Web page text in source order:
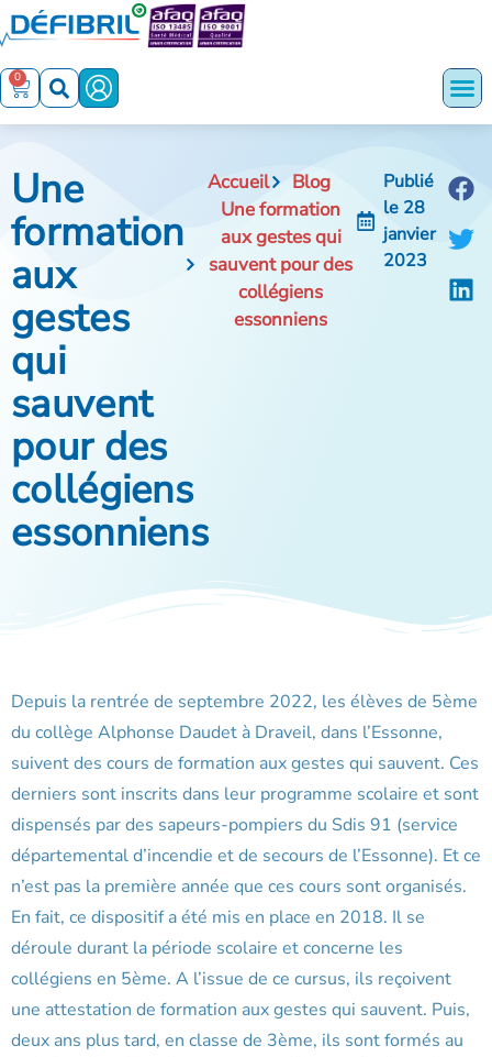
0
Une
formation
aux
gestes
qui
sauvent
pour des
collégiens
essonniens
Accueil
Blog
Une formation
aux gestes qui
sauvent pour des
collégiens
essonniens
Publié
le 28
janvier
2023
Depuis la rentrée de septembre 2022, les élèves de 5ème
du collège Alphonse Daudet à Draveil, dans l’Essonne,
suivent des cours de formation aux gestes qui sauvent. Ces
derniers sont inscrits dans leur programme scolaire et sont
dispensés par des sapeurs-pompiers du Sdis 91 (service
départemental d’incendie et de secours de l’Essonne). Et ce
n’est pas la première année que ces cours sont organisés.
En fait, ce dispositif a été mis en place en 2018. Il se
déroule durant la période scolaire et concerne les
collégiens en 5ème. A l’issue de ce cursus, ils reçoivent
une attestation de formation aux gestes qui sauvent. Puis,
deux ans plus tard, en classe de 3ème, ils sont formés au